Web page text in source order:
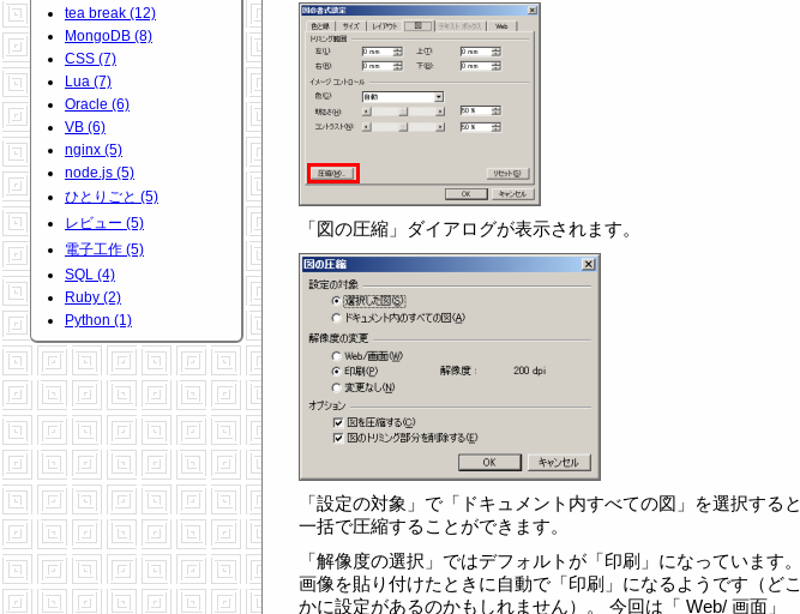
tea break (12)
MongoDB (8)
CSS (7)
Lua (7)
Oracle (6)
VB (6)
nginx (5)
node.js (5)
ひとりごと (5)
レビュー (5)
電子工作 (5)
SQL (4)
Ruby (2)
Python (1)
「図の圧縮」ダイアログが表示されます。
「設定の対象」で「ドキュメント内すべての図」を選択すると
一括で圧縮することができます。
「解像度の選択」ではデフォルトが「印刷」になっています。
画像を貼り付けたときに自動で「印刷」になるようです（どこ
かに設定があるのかもしれません）。 今回は「 Web/ 画面」